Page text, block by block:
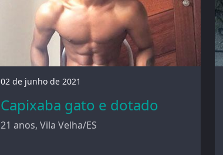
02 de junho de 2021
Capixaba gato e dotado
21 anos, Vila Velha/ES